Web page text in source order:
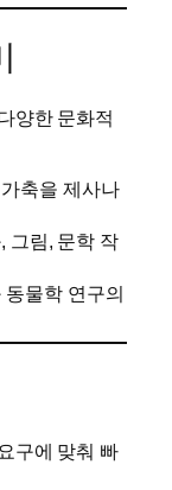
양한 문화적
축을 제사나
그림, 문학 작
물학 연구의
구에 맞춰 빠